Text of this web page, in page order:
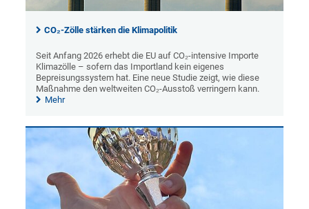
CO₂-Zölle stärken die Klimapolitik
Seit Anfang 2026 erhebt die EU auf CO₂-intensive Importe
Klimazölle – sofern das Importland kein eigenes
Bepreisungssystem hat. Eine neue Studie zeigt, wie diese
Maßnahme den weltweiten CO₂-Ausstoß verringern kann.
Mehr